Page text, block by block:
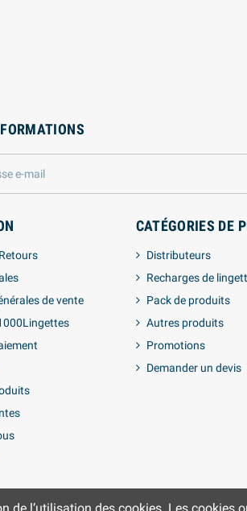
de vente
CATÉGORIES DE
Distributeurs
Recharges de
Pack de produits
Autres produits
Promotions
Demander un devis